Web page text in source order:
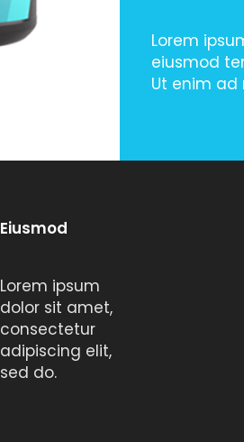
Lorem
eiusmod
Ut enim ad
Eiusmod
Lorem ipsum
dolor sit amet,
consectetur
adipiscing elit,
sed do.